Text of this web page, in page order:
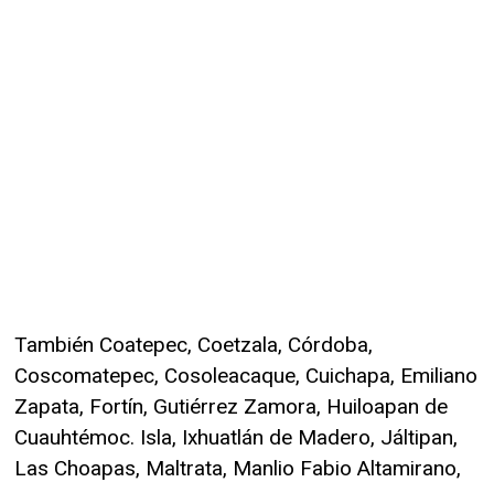
También Coatepec, Coetzala, Córdoba,
Coscomatepec, Cosoleacaque, Cuichapa, Emiliano
Zapata, Fortín, Gutiérrez Zamora, Huiloapan de
Cuauhtémoc. Isla, Ixhuatlán de Madero, Jáltipan,
Las Choapas, Maltrata, Manlio Fabio Altamirano,